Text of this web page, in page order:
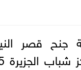
جنح قصر